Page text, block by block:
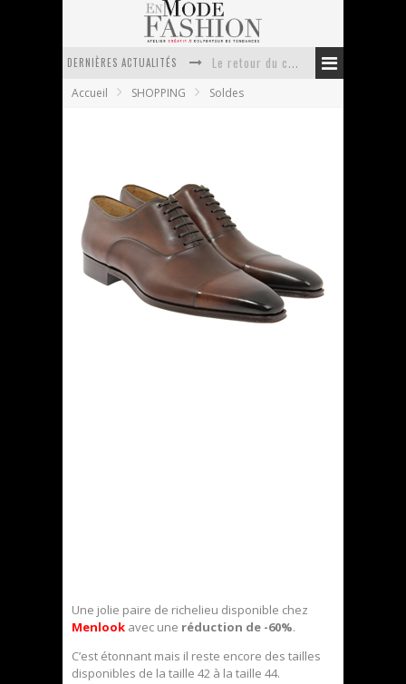
DERNIÈRES ACTUALITÉS
Le retour du cachemire version casual
Accueil SHOPPING Soldes
Une paire de Richelieu Magnanni à -60%
En Mode Fashion 10 juillet 2011 Soldes
Une jolie paire de richelieu disponible chez
Menlook avec une réduction de -60%.
C’est étonnant mais il reste encore des tailles
disponibles de la taille 42 à la taille 44.